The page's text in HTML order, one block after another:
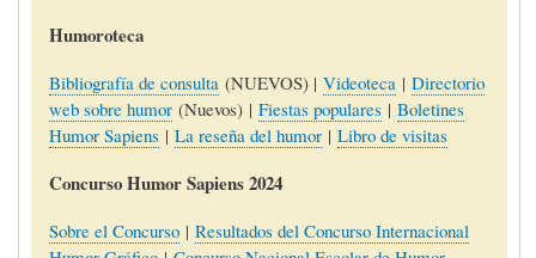
Humoroteca
Bibliografía de consulta (NUEVOS) | Videoteca | Directorio
web sobre humor(Nuevos) | Fiestas populares| Boletines
Humor Sapiens| La reseña del humor| Libro de visitas
Concurso Humor Sapiens 2024
Sobre el Concurso| Resultados del Concurso Internacional